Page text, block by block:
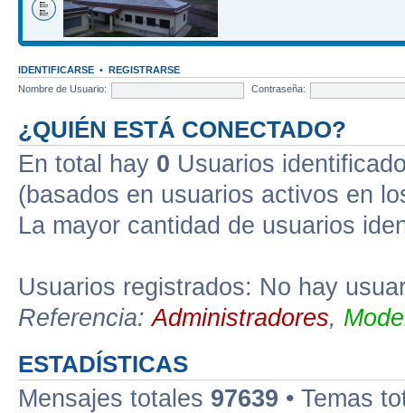
IDENTIFICARSE • REGISTRARSE
Nombre de Usuario:
Contraseña:
¿QUIÉN ESTÁ CONECTADO?
En total hay 0 Usuarios
(basados en usuarios activos en
La mayor cantidad de usuarios
Usuarios registrados: No hay
Referencia:Administradores,
ESTADÍSTICAS
Mensajes totales 97639 • Temas